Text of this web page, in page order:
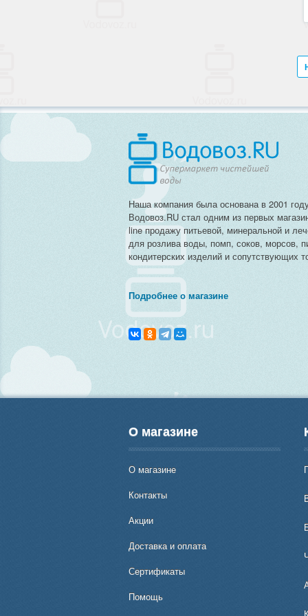
Наша компания была основана в 2001
Водовоз.RU стал одним из первых
line продажу питьевой, минеральной и
для розлива воды, помп, соков, морсов,
кондитерских изделий и сопутствующих
Подробнее о магазине
О магазине
О магазине
Контакты
Акции
Доставка и оплата
Сертификаты
Помощь